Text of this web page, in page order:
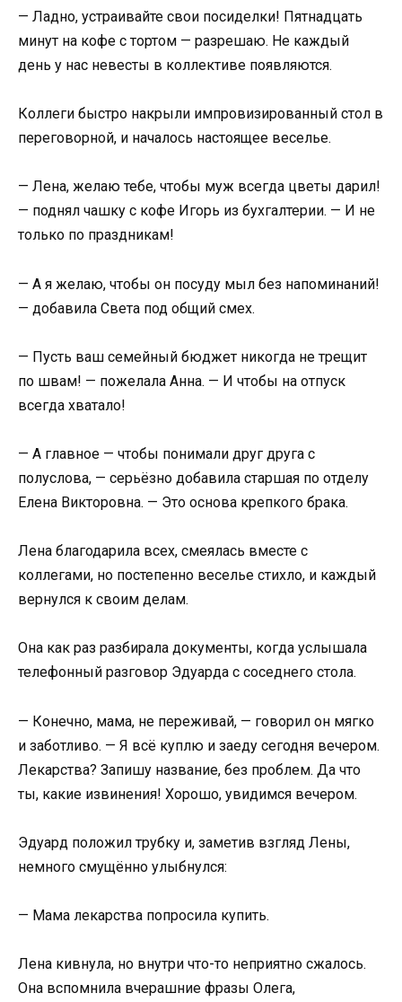
— Ладно, устраивайте свои посиделки! Пятнадцать
минут на кофе с тортом — разрешаю. Не каждый
день у нас невесты в коллективе появляются.
Коллеги быстро накрыли импровизированный стол в
переговорной, и началось настоящее веселье.
— Лена, желаю тебе, чтобы муж всегда цветы дарил!
— поднял чашку с кофе Игорь из бухгалтерии. — И не
только по праздникам!
— А я желаю, чтобы он посуду мыл без напоминаний!
— добавила Света под общий смех.
— Пусть ваш семейный бюджет никогда не трещит
по швам! — пожелала Анна. — И чтобы на отпуск
всегда хватало!
— А главное — чтобы понимали друг друга с
полуслова, — серьёзно добавила старшая по отделу
Елена Викторовна. — Это основа крепкого брака.
Лена благодарила всех, смеялась вместе с
коллегами, но постепенно веселье стихло, и каждый
вернулся к своим делам.
Она как раз разбирала документы, когда услышала
телефонный разговор Эдуарда с соседнего стола.
— Конечно, мама, не переживай, — говорил он мягко
и заботливо. — Я всё куплю и заеду сегодня вечером.
Лекарства? Запишу название, без проблем. Да что
ты, какие извинения! Хорошо, увидимся вечером.
Эдуард положил трубку и, заметив взгляд Лены,
немного смущённо улыбнулся:
— Мама лекарства попросила купить.
Лена кивнула, но внутри что-то неприятно сжалось.
Она вспомнила вчерашние фразы Олега,